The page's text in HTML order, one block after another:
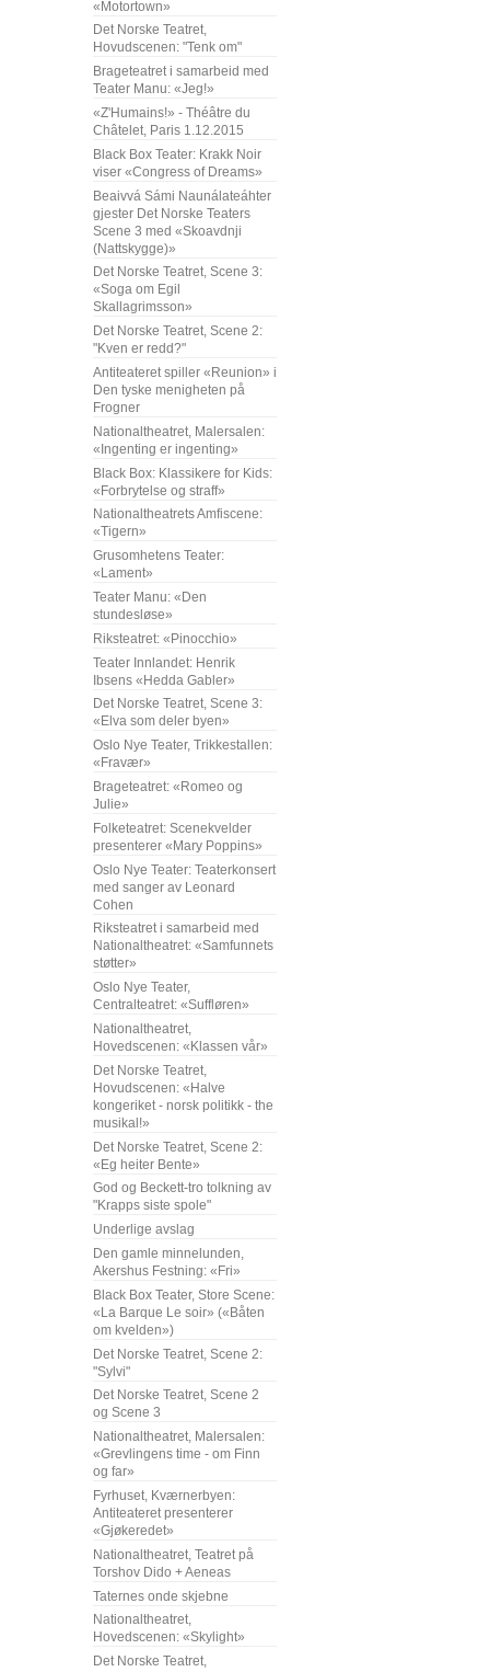
«Motortown»
Det Norske Teatret,
Hovudscenen: "Tenk om"
Brageteatret i samarbeid med
Teater Manu: «Jeg!»
«Z'Humains!» - Théâtre du
Châtelet, Paris 1.12.2015
Black Box Teater: Krakk Noir
viser «Congress of Dreams»
Beaivvá Sámi Naunálateáhter
gjester Det Norske Teaters
Scene 3 med «Skoavdnji
(Nattskygge)»
Det Norske Teatret, Scene 3:
«Soga om Egil
Skallagrimsson»
Det Norske Teatret, Scene 2:
"Kven er redd?"
Antiteateret spiller «Reunion» i
Den tyske menigheten på
Frogner
Nationaltheatret, Malersalen:
«Ingenting er ingenting»
Black Box: Klassikere for Kids:
«Forbrytelse og straff»
Nationaltheatrets Amfiscene:
«Tigern»
Grusomhetens Teater:
«Lament»
Teater Manu: «Den
stundesløse»
Riksteatret: «Pinocchio»
Teater Innlandet: Henrik
Ibsens «Hedda Gabler»
Det Norske Teatret, Scene 3:
«Elva som deler byen»
Oslo Nye Teater, Trikkestallen:
«Fravær»
Brageteatret: «Romeo og
Julie»
Folketeatret: Scenekvelder
presenterer «Mary Poppins»
Oslo Nye Teater: Teaterkonsert
med sanger av Leonard
Cohen
Riksteatret i samarbeid med
Nationaltheatret: «Samfunnets
støtter»
Oslo Nye Teater,
Centralteatret: «Suffløren»
Nationaltheatret,
Hovedscenen: «Klassen vår»
Det Norske Teatret,
Hovudscenen: «Halve
kongeriket - norsk politikk - the
musikal!»
Det Norske Teatret, Scene 2:
«Eg heiter Bente»
God og Beckett-tro tolkning av
"Krapps siste spole"
Underlige avslag
Den gamle minnelunden,
Akershus Festning: «Fri»
Black Box Teater, Store Scene:
«La Barque Le soir» («Båten
om kvelden»)
Det Norske Teatret, Scene 2:
"Sylvi"
Det Norske Teatret, Scene 2
og Scene 3
Nationaltheatret, Malersalen:
«Grevlingens time - om Finn
og far»
Fyrhuset, Kværnerbyen:
Antiteateret presenterer
«Gjøkeredet»
Nationaltheatret, Teatret på
Torshov Dido + Aeneas
Taternes onde skjebne
Nationaltheatret,
Hovedscenen: «Skylight»
Det Norske Teatret,